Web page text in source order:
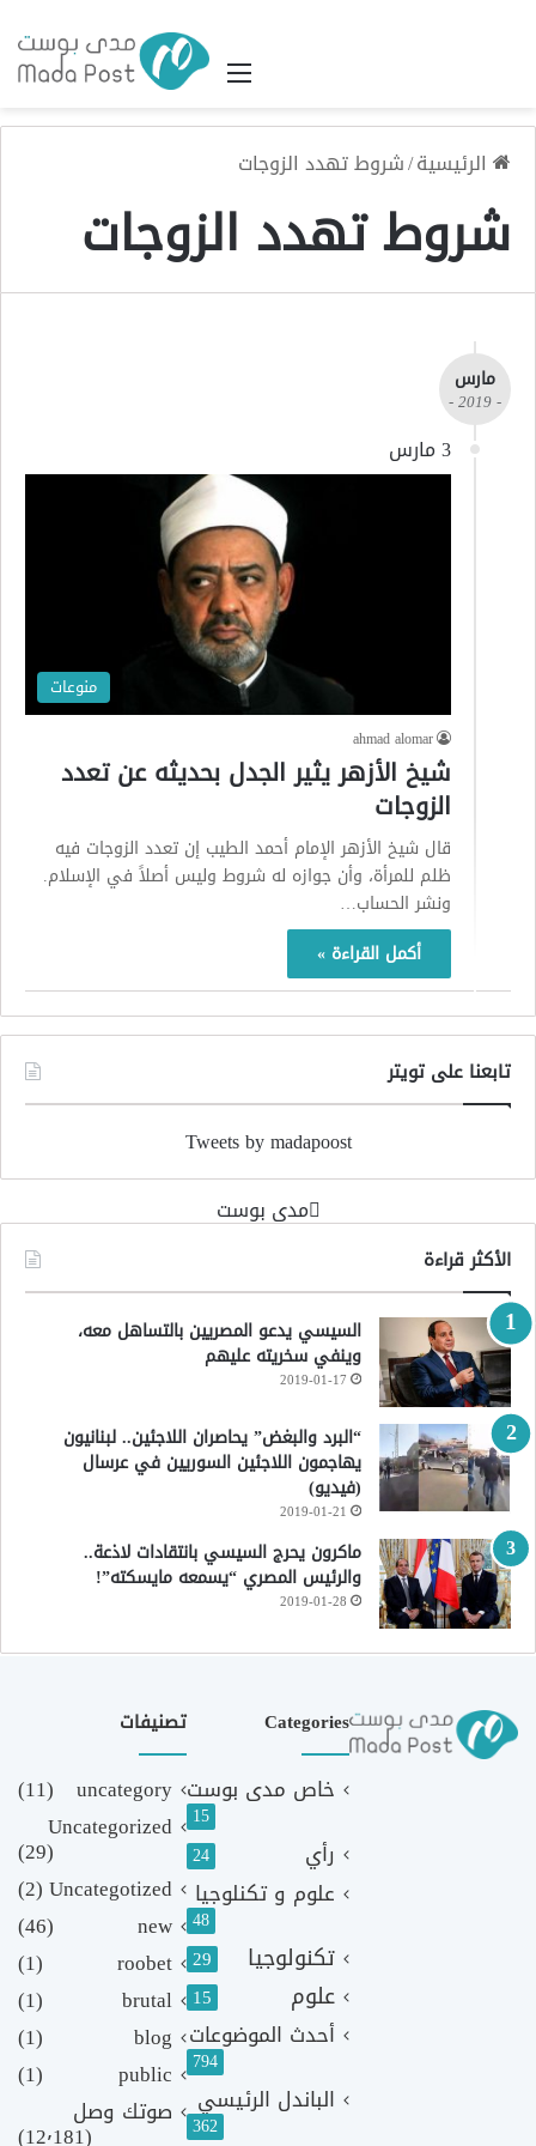
القائمة
الرئيسية/شروط تهدد الزوجات
شروط تهدد الزوجات
مارس
- 2019 -
3 مارس
منوعات
ahmad alomar
شيخ الأزهر يثير الجدل بحديثه عن تعدد
الزوجات
قال شيخ الأزهر الإمام أحمد الطيب إن تعدد الزوجات فيه
ظلم للمرأة، وأن جوازه له شروط وليس أصلاً في الإسلام.
ونشر الحساب…
أكمل القراءة »
تابعنا على تويتر
Tweets by madapoost
‏مدى بوست‏
الأكثر قراءة
السيسي يدعو المصريين بالتساهل معه،
وينفي سخريته عليهم
2019-01-17
“البرد والبغض” يحاصران اللاجئين.. لبنانيون
يهاجمون اللاجئين السوريين في عرسال
(فيديو)
2019-01-21
ماكرون يحرج السيسي بانتقادات لاذعة..
والرئيس المصري “يسمعه مايسكته”!
2019-01-28
Categories
خاص مدى بوست
15
رأي 24
علوم و تكنلوجيا
48
تكنولوجيا 29
علوم 15
أحدث الموضوعات
794
الباندل الرئيسي
362
تصنيفات
uncategory
(11)
Uncategorized
(29)
Uncategotized
(2)
new
(46)
roobet
(1)
brutal
(1)
blog
(1)
public
(1)
صوتك وصل
(12٬181)